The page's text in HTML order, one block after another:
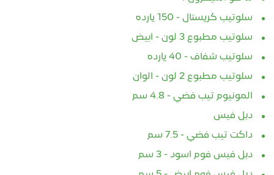
سلوتيب كريستال - 150 يارده
سلوتيب مطبوع 3 لون - ابيض
سلوتيب شفاف - 40 يارده
سلوتيب مطبوع 2 لون - الوان
المونيوم تيب فضي - 4.8 سم
دبل فيس
داكت تيب فضي - 7.5 سم
دبل فيس فوم اسود - 3 سم